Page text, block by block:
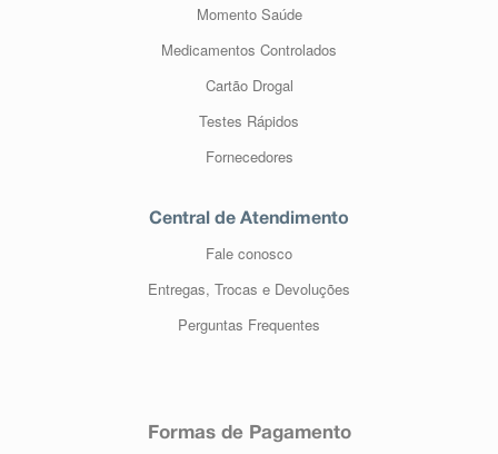
Momento Saúde
Medicamentos Controlados
Cartão Drogal
Testes Rápidos
Fornecedores
Central de Atendimento
Fale conosco
Entregas, Trocas e Devoluções
Perguntas Frequentes
Formas de Pagamento